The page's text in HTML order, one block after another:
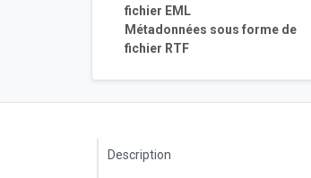
fichier EML
Métadonnées sous forme de
fichier RTF
Description